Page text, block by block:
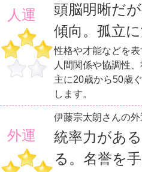
人運
頭脳明晰だ
傾向。孤立に
性格や才能などを表
人間関係や協調性
主に20歳から50歳
します。
外運
伊藤宗太朗さんの
統率力があ
る。名誉を